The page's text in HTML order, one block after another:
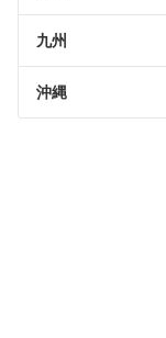
九州
沖縄